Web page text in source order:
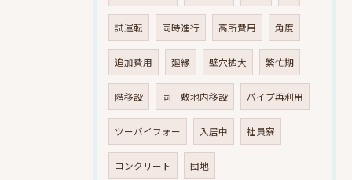
試運転 同時進行 高所費用 角度
追加費用 廻縁 壁穴拡大 繁忙期
階移設 同一敷地内移設 パイプ再利用
ツーバイフォー 入居中 社員寮
コンクリート 団地